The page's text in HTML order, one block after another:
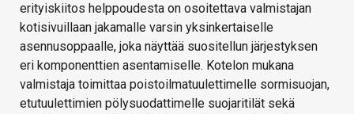
erityiskiitos helppoudesta on osoitettava valmistajan
kotisivuillaan jakamalle varsin yksinkertaiselle
asennusoppaalle, joka näyttää suositellun järjestyksen
eri komponenttien asentamiselle. Kotelon mukana
valmistaja toimittaa poistoilmatuulettimelle sormisuojan,
etutuulettimien pölysuodattimelle suojaritilät sekä